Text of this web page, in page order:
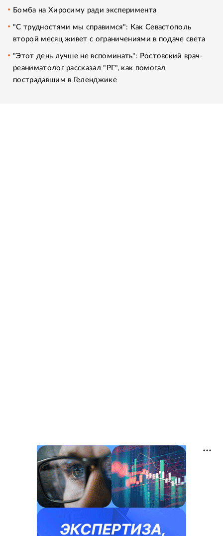
Бомба на Хиросиму ради эксперимента
"С трудностями мы справимся": Как Севастополь
второй месяц живет с ограничениями в подаче света
"Этот день лучше не вспоминать": Ростовский врач-
реаниматолог рассказал "РГ", как помогал
пострадавшим в Геленджике